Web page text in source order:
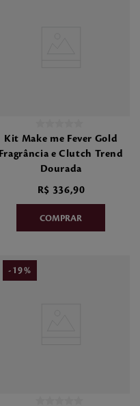
Kit Make me Fever Gold
Fragrância e Clutch Trend
Dourada
R$ 336,90
- 19%